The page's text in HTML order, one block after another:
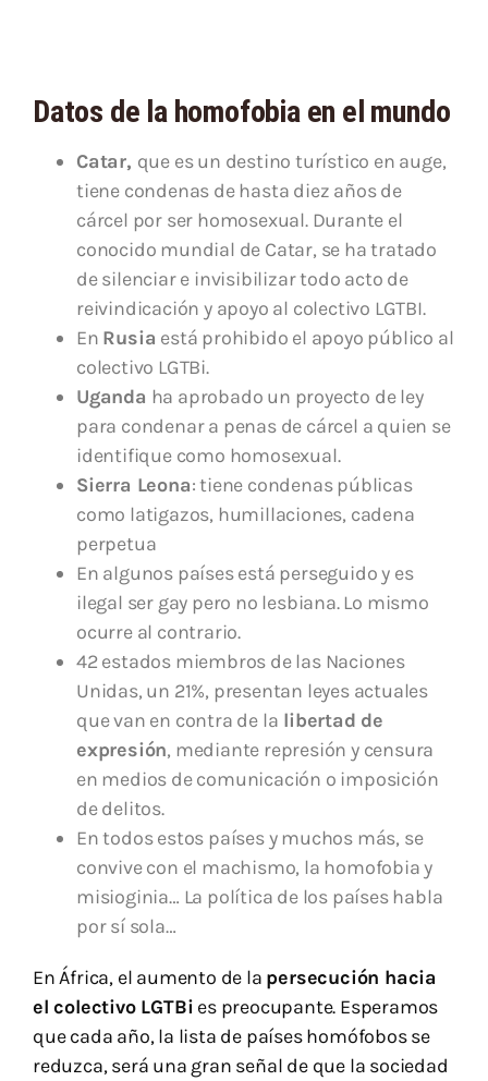
Datos de la homofobia en el mundo
Catar, que es un destino turístico en auge,
tiene condenas de hasta diez años de
cárcel por ser homosexual. Durante el
conocido mundial de Catar, se ha tratado
de silenciar e invisibilizar todo acto de
reivindicación y apoyo al colectivo LGTBI.
En Rusia está prohibido el apoyo público al
colectivo LGTBi.
Uganda ha aprobado un proyecto de ley
para condenar a penas de cárcel a quien se
identifique como homosexual.
Sierra Leona: tiene condenas públicas
como latigazos, humillaciones, cadena
perpetua
En algunos países está perseguido y es
ilegal ser gay pero no lesbiana. Lo mismo
ocurre al contrario.
42 estados miembros de las Naciones
Unidas, un 21%, presentan leyes actuales
que van en contra de la libertad de
expresión, mediante represión y censura
en medios de comunicación o imposición
de delitos.
En todos estos países y muchos más, se
convive con el machismo, la homofobia y
misioginia… La política de los países habla
por sí sola…
En África, el aumento de la persecución hacia
el colectivo LGTBi es preocupante. Esperamos
que cada año, la lista de países homófobos se
reduzca, será una gran señal de que la sociedad